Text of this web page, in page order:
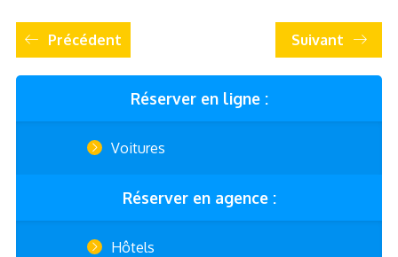
Réserver en ligne :
Voitures
Réserver en agence :
Hôtels
Précédent Suivant